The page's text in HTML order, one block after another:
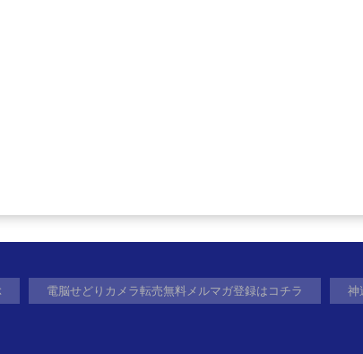
電脳せどりカメラ転売無料メルマガ登録はコチラ 神